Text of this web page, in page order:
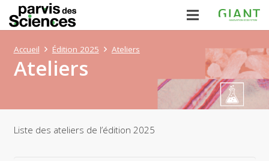
Ateliers
Accueil Édition 2025 Ateliers
Liste des ateliers de l’édition 2025